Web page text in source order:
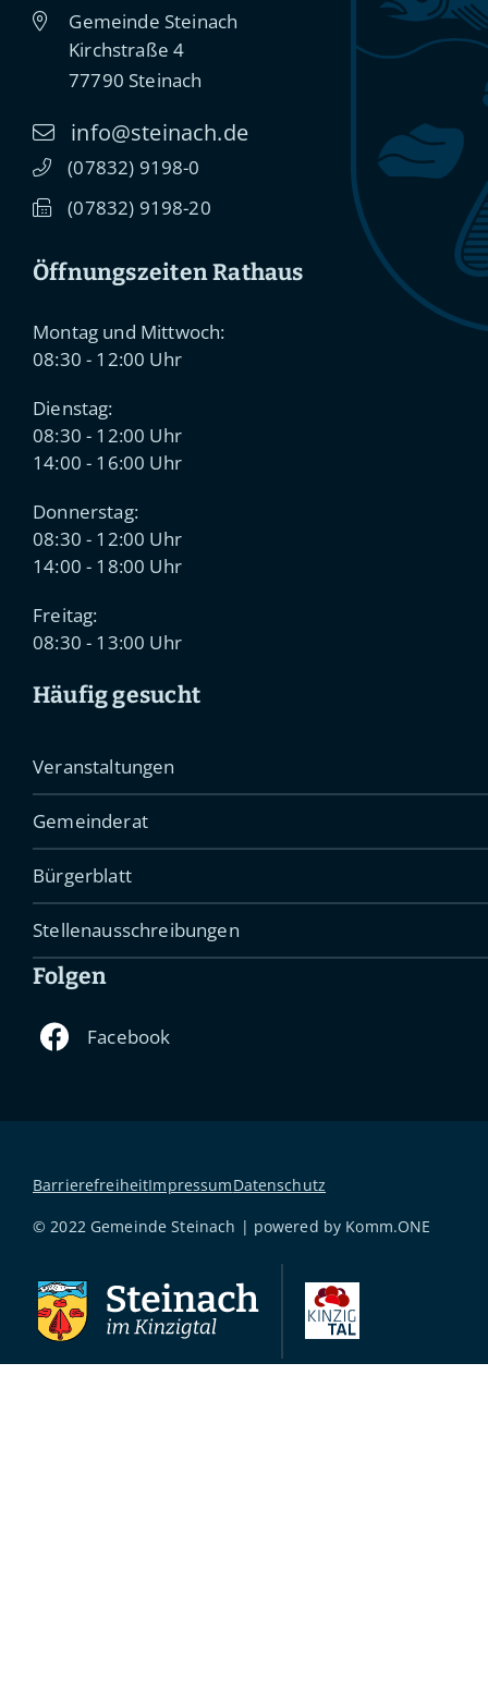
Gemeinde Steinach
Kirchstraße 4
77790 Steinach
info@steinach.de
(07832) 91 98-0
(07832) 91 98-20
Öffnungszeiten Rathaus
Montag und Mittwoch:
08:30 - 12:00 Uhr
Dienstag:
08:30 - 12:00 Uhr
14:00 - 16:00 Uhr
Donnerstag:
08:30 - 12:00 Uhr
14:00 - 18:00 Uhr
Freitag:
08:30 - 13:00 Uhr
Häufig gesucht
Veranstaltungen
Gemeinderat
Bürgerblatt
Stellenausschreibungen
Folgen
BarrierefreiheitImpressumDatenschutz
© 2022 Gemeinde Steinach | powered by Komm.ONE